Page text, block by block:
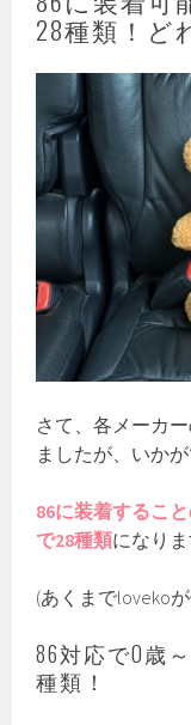
28種類！ど
さて、各メーカ
ましたが、いか
86に装着するこ
で28種類になりま
(あくまでloveko
86対応で0歳
種類！